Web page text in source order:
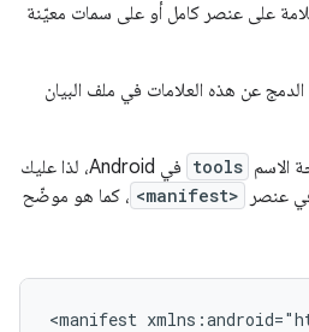
على عنصر كامل أو على سمات معيّنة
عن هذه العلامات في ملف البيان
الاسم tools
في Android، لذا عليك
عنصر
<manifest> ، كما هو موضّح
<manifest